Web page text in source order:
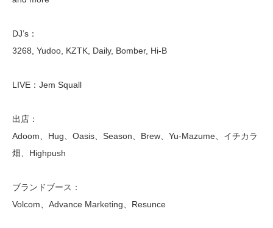
DJ’s：
3268, Yudoo, KZTK, Daily, Bomber, Hi-B
LIVE：Jem Squall
出店：
Adoom、Hug、Oasis、Season、Brew、Yu-Mazume、イチカラ
畑、Highpush
ブランドブース：
Volcom、Advance Marketing、Resunce